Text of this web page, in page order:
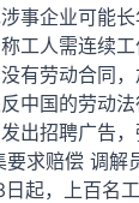
事企业可能
工人需连续
有劳动合同
中国的劳动
出招聘广告
要求赔偿 调解
日起，上百名